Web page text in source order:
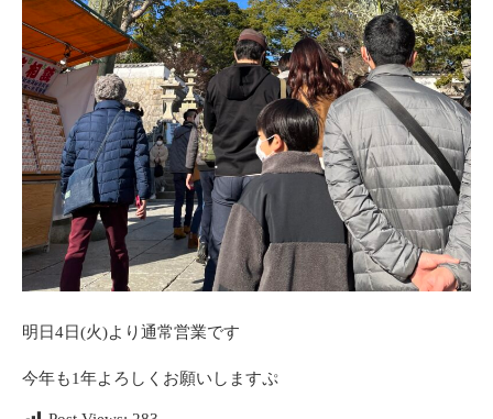
明日4日(火)より通常営業です
今年も1年よろしくお願いしますぷ